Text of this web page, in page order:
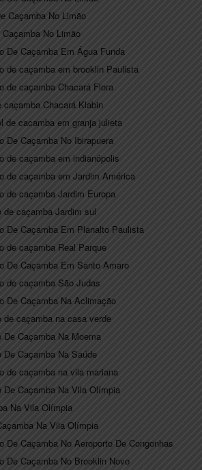
Caçamba No Limão
No Limão
De Caçamba Em Água Funda
de caçamba em brooklin Paulista
de caçamba Chacará Flora
Chacará Klabin
de cacamba em granja julieta
De Caçamba No Ibirapuera
de caçamba em indianópolis
de caçamba em Jardim América
de caçamba Jardim Europa
de caçamba Jardim sul
De Caçamba Em Planalto Paulista
de caçamba Real Parque
De Caçamba Em Santo Amaro
de caçamba São Judas
De Caçamba Na Aclimação
de caçamba na casa verde
Caçamba Na Moema
Caçamba Na Saúde
de caçamba na vila mariana
De Caçamba Na Vila Olímpia
Na Vila Olímpia
Na Vila Olímpia
De Caçamba No Aeroporto De Congonhas
De Caçamba No Brooklin Novo